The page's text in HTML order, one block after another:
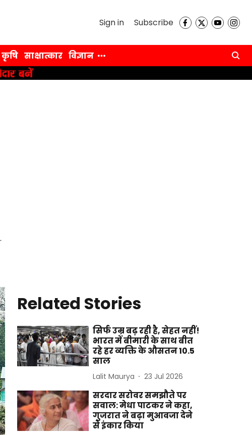
Sign in Subscribe
कृषि साक्षात्कार विज्ञान
Related Stories
सिर्फ उम्र बढ़ रही है, सेहत नहीं!
भारत में बीमारी के साथ बीत
रहे हर व्यक्ति के औसतन 10.5
साल
Lalit Maurya 23 Jul 2026
सरदार सरोवर समझौते पर
सवाल: मेधा पाटकर ने कहा,
गुजरात ने बढ़ा मुआवजा देने
से इंकार किया